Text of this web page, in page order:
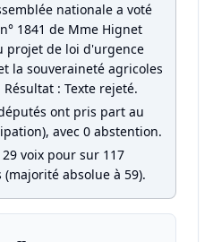
nationale a voté
1841 de Mme Hignet
projet de loi d'urgence
la souveraineté agricoles
: Texte rejeté.
ont pris part au
avec 0 abstention.
voix pour sur 117
absolue à 59).